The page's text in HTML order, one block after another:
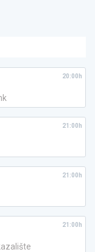
20:00h
21:00h
21:00h
21:00h